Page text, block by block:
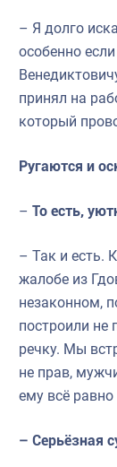
– Я долго
особенно
принял на
который
Ругаются и
– То есть,
– Так и есть.
жалобе из
незаконном,
построили не
речку. Мы
не прав,
ему всё
– Серьёзная